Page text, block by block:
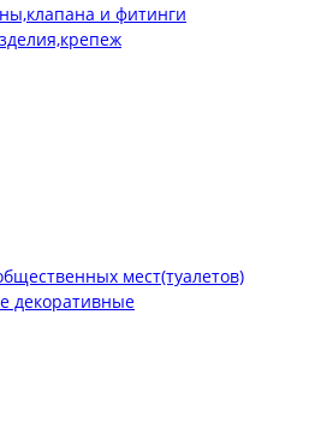
и фитинги
мест(туалетов)
декоративные